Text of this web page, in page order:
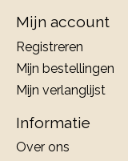
Mijn account
Registreren
Mijn bestellingen
Mijn verlanglijst
Informatie
Over ons